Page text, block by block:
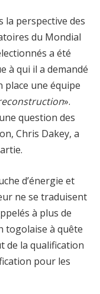
la perspective des
du Mondial
a été
à qui il a demandé
une équipe
».
question des
Chris Dakey, a
d’énergie et
ne se traduisent
à plus de
togolaise à quête
de la qualification
pour les